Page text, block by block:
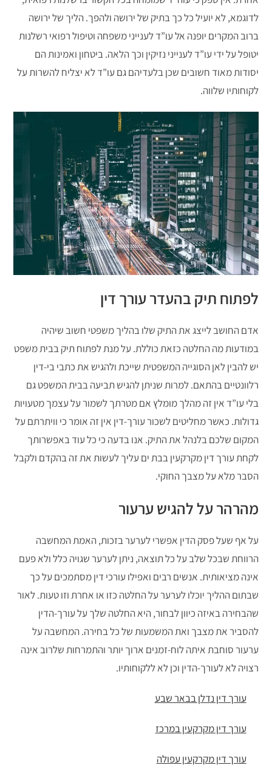
לדוגמא, לא יועיל כל כך בתיק של ירושה ולהפך. הליך של ירושה
ברוב המקרים יופנה אל עו”ד לענייני משפחה וטיפול רפואי רשלנות
יטופל על ידי עו”ד לענייני נזיקין וכך הלאה. ביטחון ואמינות הם
יסודות מאוד חשובים שכן בלעדיהם גם עו”ד לא יצליח להשרות על
לקוחותיו שלווה.
לפתוח תיק בהעדר עורך דין
אדם החושב לייצג את התיק שלו בהליך משפטי חשוב שיהיה
במודעות מה החלטה כזאת כוללת. על מנת לפתוח תיק בבית משפט
יש להבין לאן הסוגייה המשפטית שייכת ולהגיש את כתבי בי-דין
רלוונטיים בהתאם. למרות שניתן להגיש תביעה בבית המשפט גם
בלי עו”ד אין זה מהלך מומלץ אם מטרתך לשמור על עצמך מטעויות
גדולות. כאשר מחליטים לשכור עורך-דין אין זה אומר כי וויתרתם על
המקום שלכם בלנהל את התיק. אנו בדעה כי כל עוד באפשרותך
לקחת עורך דין מקרקעין בבת ים עליך לעשות את זה בהקדם ולקבל
הסבר מלא על מצבך החוקי.
מהרהר על להגיש ערעור
על אף שעל פסק הדין אפשרי לערער בזכות, האמת המחשבה
הרווחת שבכל שלב על כל תוצאה, ניתן לערער שגויה כלל ולא פעם
אינה מציאותית. אנשים רבים ואפילו עורכי דין מסתמכים על כך
שבתום ההליך יוכלו לערער על החלטה כזו או אחרת וזו טעות. לאור
שהבחירה באיזה כיוון לבחור, היא החלטה שלך על עורך-הדין
להסביר את מצבך ואת המשמעות של כל בחירה. המחשבה על
ערעור סוחבת איתה לוח-זמנים ארוך יותר והתמרחות שלרוב אינה
רצויה לא לעורך-הדין וכן לא ללקוחותיו.
עורך דין נדלן בבאר שבע
עורך דין מקרקעין במרכז
עורך דין מקרקעין עפולה